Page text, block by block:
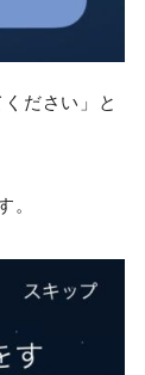
ださい」と
。